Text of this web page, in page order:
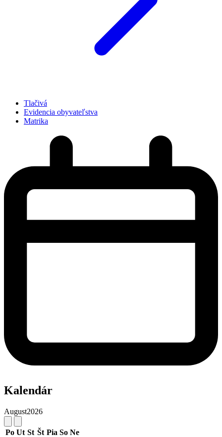
Tlačivá
Evidencia obyvateľstva
Matrika
Kalendár
August2026
Po Ut St Št Pia So Ne